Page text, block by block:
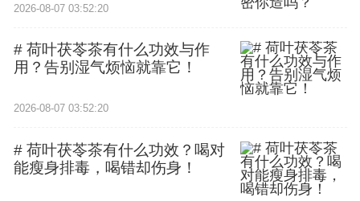
2026-08-07 03:52:20
# 荷叶茯苓茶有什么功效与作
用？告别湿气烦恼就靠它！
2026-08-07 03:52:20
# 荷叶茯苓茶有什么功效？喝对
能瘦身排毒，喝错却伤身！